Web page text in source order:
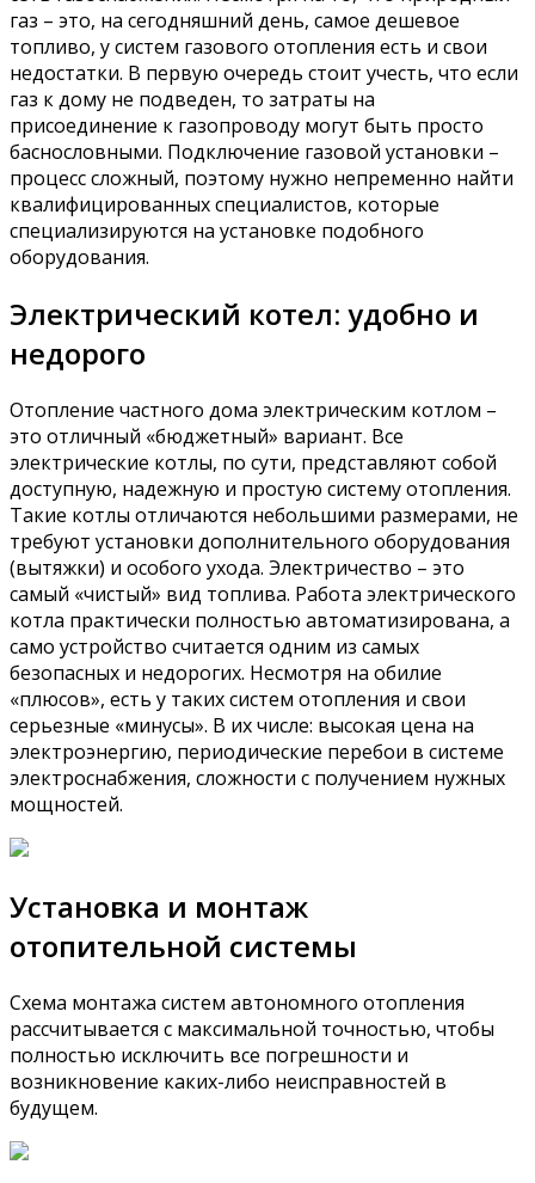
газ – это, на сегодняшний день, самое дешевое
топливо, у систем газового отопления есть и свои
недостатки. В первую очередь стоит учесть, что если
газ к дому не подведен, то затраты на
присоединение к газопроводу могут быть просто
баснословными. Подключение газовой установки –
процесс сложный, поэтому нужно непременно найти
квалифицированных специалистов, которые
специализируются на установке подобного
оборудования.
Электрический котел: удобно и
недорого
Отопление частного дома электрическим котлом –
это отличный «бюджетный» вариант. Все
электрические котлы, по сути, представляют собой
доступную, надежную и простую систему отопления.
Такие котлы отличаются небольшими размерами, не
требуют установки дополнительного оборудования
(вытяжки) и особого ухода. Электричество – это
самый «чистый» вид топлива. Работа электрического
котла практически полностью автоматизирована, а
само устройство считается одним из самых
безопасных и недорогих. Несмотря на обилие
«плюсов», есть у таких систем отопления и свои
серьезные «минусы». В их числе: высокая цена на
электроэнергию, периодические перебои в системе
электроснабжения, сложности с получением нужных
мощностей.
Установка и монтаж
отопительной системы
Схема монтажа систем автономного отопления
рассчитывается с максимальной точностью, чтобы
полностью исключить все погрешности и
возникновение каких-либо неисправностей в
будущем.